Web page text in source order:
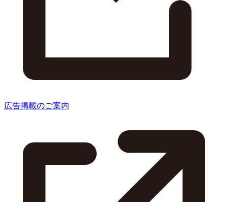
広告掲載のご案内